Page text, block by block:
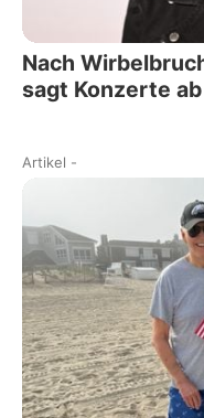
Nach
sagt Konzerte ab
Artikel -